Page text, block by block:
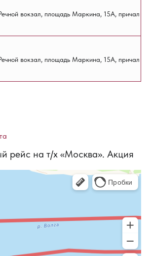
вокзал, площадь Маркина, 15А, причал
вокзал, площадь Маркина, 15А, причал
рейс на т/х «Москва». Акция